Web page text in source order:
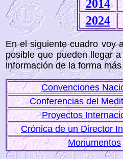
2014
2024
En el siguiente cuadro voy
posible que pueden llegar
información de la forma
Convenciones
Conferencias del
Proyectos
Crónica de un Director
Monumentos